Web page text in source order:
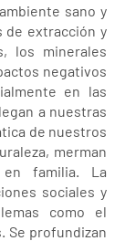
sano y
de extracción y
los minerales
negativos
en las
a nuestras
de nuestros
merman
familia. La
sociales y
como el
Se profundizan